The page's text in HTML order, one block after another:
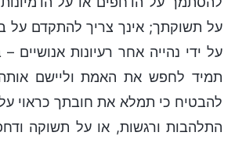
על תשוקתך; אינך צריך להתקדם על
על ידי נהייה אחר רעיונות אנושיים
תמיד לחפש את האמת וליישם
להבטיח כי תמלא את חובתך כראוי
התלהבות ורגשות, או על תשוקה